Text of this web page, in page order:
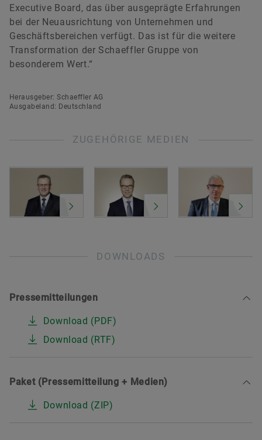
Executive Board, das über ausgeprägte Erfahrungen
bei der Neuausrichtung von Unternehmen und
Geschäftsbereichen verfügt. Das ist für die weitere
Transformation der Schaeffler Gruppe von
besonderem Wert.“
Herausgeber: Schaeffler AG
Ausgabeland: Deutschland
ZUGEHÖRIGE MEDIEN
DOWNLOADS
Pressemitteilungen
Download (PDF)
Download (RTF)
Paket (Pressemitteilung + Medien)
Download (ZIP)